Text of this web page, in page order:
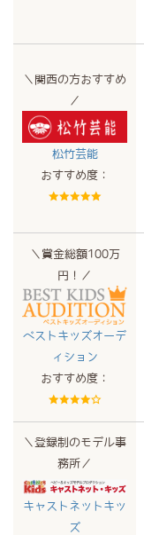
＼関西の方おすすめ
／
松竹芸能
おすすめ度：
＼賞金総額100万
円！／
ベストキッズオーデ
ィション
おすすめ度：
＼登録制のモデル事
務所／
キャストネットキッ
ズ